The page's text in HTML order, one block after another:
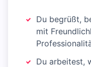
Du begrüßt,
mit
Du arbeitest,